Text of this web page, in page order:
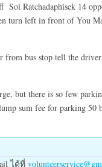
Ratchadaphisek 14
turn left in front of You
from bus stop tell the
but there is so few
sum fee for parking
ได้ที่